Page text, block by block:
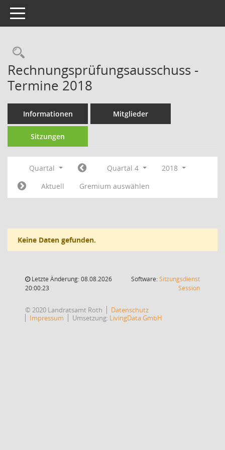
Toggle navigation
Rechercheauswahl
Rechnungsprüfungsausschuss -
Termine 2018
Informationen Mitglieder
Sitzungen
Quartal Quartal 4
2018
Aktuell
Gremium auswählen
Keine Daten gefunden.
Letzte Änderung: 08.08.2026
20:00:23
Software:Sitzungsdienst
Session(Wird in
© 2020 Landratsamt Roth
Datenschutz
Impressum
Umsetzung: LivingData GmbH